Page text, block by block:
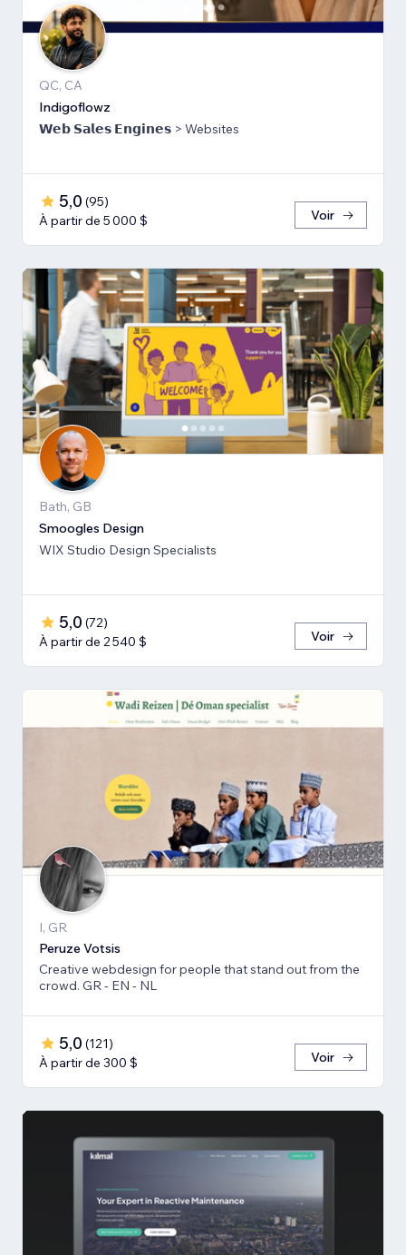
QC, CA
Indigoflowz
𝗪𝗲𝗯 𝗦𝗮𝗹𝗲𝘀 𝗘𝗻𝗴𝗶𝗻𝗲𝘀 > Websites
5,0 (95)
À partir de 5 000 $
Voir
Bath, GB
Smoogles Design
WIX Studio Design Specialists
5,0 (72)
À partir de 2 540 $
Voir
I, GR
Peruze Votsis
Creative webdesign for people that stand out from the
crowd. GR - EN - NL
5,0 (121)
À partir de 300 $
Voir